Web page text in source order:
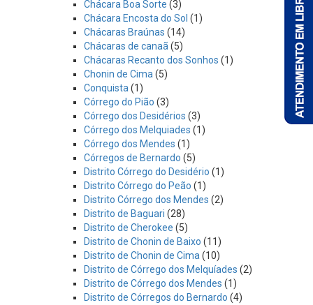
Chácara Boa Sorte (3)
Chácara Encosta do Sol (1)
Chácaras Braúnas (14)
Chácaras de canaã (5)
Chácaras Recanto dos Sonhos (1)
Chonin de Cima (5)
Conquista (1)
Córrego do Pião (3)
Córrego dos Desidérios (3)
Córrego dos Melquiades (1)
Córrego dos Mendes (1)
Córregos de Bernardo (5)
Distrito Córrego do Desidério (1)
Distrito Córrego do Peão (1)
Distrito Córrego dos Mendes (2)
Distrito de Baguari (28)
Distrito de Cherokee (5)
Distrito de Chonin de Baixo (11)
Distrito de Chonin de Cima (10)
Distrito de Córrego dos Melquíades (2)
Distrito de Córrego dos Mendes (1)
Distrito de Córregos do Bernardo (4)